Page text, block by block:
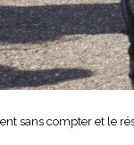
sans compter et le